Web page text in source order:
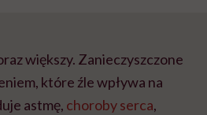
większy. Zanieczyszczone
które źle wpływa na
astmę, choroby serca,